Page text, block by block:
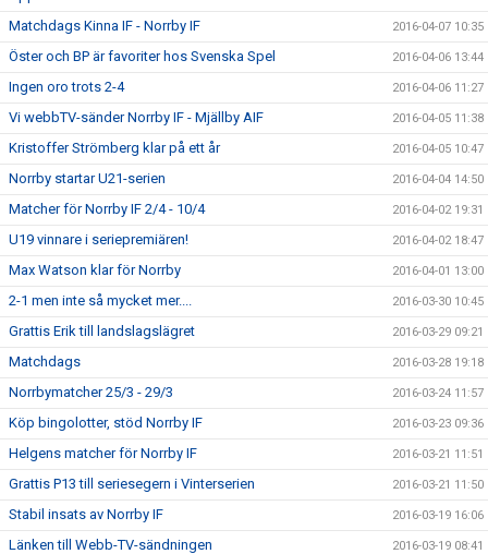
Matchdags Kinna IF - Norrby IF 2016-04-07 10:35
Öster och BP är favoriter hos Svenska Spel 2016-04-06 13:44
Ingen oro trots 2-4 2016-04-06 11:27
Vi webbTV-sänder Norrby IF - Mjällby AIF 2016-04-05 11:38
Kristoffer Strömberg klar på ett år 2016-04-05 10:47
Norrby startar U21-serien 2016-04-04 14:50
Matcher för Norrby IF 2/4 - 10/4 2016-04-02 19:31
U19 vinnare i seriepremiären! 2016-04-02 18:47
Max Watson klar för Norrby 2016-04-01 13:00
2-1 men inte så mycket mer.... 2016-03-30 10:45
Grattis Erik till landslagslägret 2016-03-29 09:21
Matchdags 2016-03-28 19:18
Norrbymatcher 25/3 - 29/3 2016-03-24 11:57
Köp bingolotter, stöd Norrby IF 2016-03-23 09:36
Helgens matcher för Norrby IF 2016-03-21 11:51
Grattis P13 till seriesegern i Vinterserien 2016-03-21 11:50
Stabil insats av Norrby IF 2016-03-19 16:06
Länken till Webb-TV-sändningen 2016-03-19 08:41